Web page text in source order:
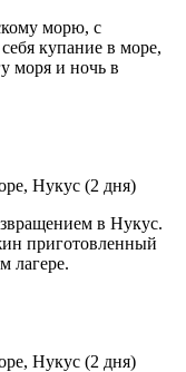
морю, с
купание в море,
моря и ночь в
Нукус (2 дня)
в Нукус.
приготовленный
лагере.
Нукус (2 дня)